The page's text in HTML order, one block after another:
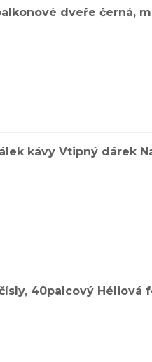
dveře černá,
kávy Vtipný dárek
40palcový Héliová